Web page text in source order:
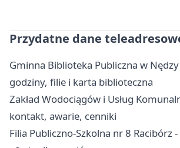
Przydatne dane
Gminna Biblioteka Publiczna w
godziny, filie i karta biblioteczna
Zakład Wodociągów i Usług
kontakt, awarie, cenniki
Filia Publiczno-Szkolna nr 8 Racibórz